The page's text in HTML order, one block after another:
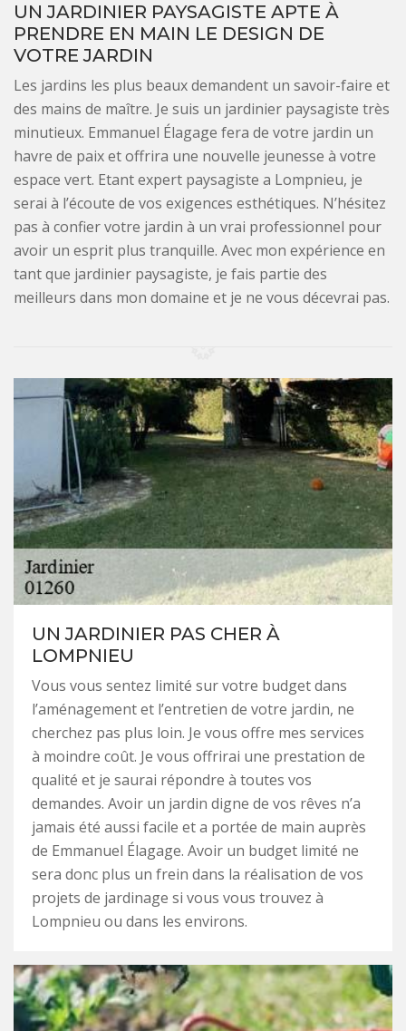
UN JARDINIER PAYSAGISTE APTE À
PRENDRE EN MAIN LE DESIGN DE
VOTRE JARDIN
Les jardins les plus beaux demandent un savoir-faire et
des mains de maître. Je suis un jardinier paysagiste très
minutieux. Emmanuel Élagage fera de votre jardin un
havre de paix et offrira une nouvelle jeunesse à votre
espace vert. Etant expert paysagiste a Lompnieu, je
serai à l’écoute de vos exigences esthétiques. N’hésitez
pas à confier votre jardin à un vrai professionnel pour
avoir un esprit plus tranquille. Avec mon expérience en
tant que jardinier paysagiste, je fais partie des
meilleurs dans mon domaine et je ne vous décevrai pas.
UN JARDINIER PAS CHER À
LOMPNIEU
Vous vous sentez limité sur votre budget dans
l’aménagement et l’entretien de votre jardin, ne
cherchez pas plus loin. Je vous offre mes services
à moindre coût. Je vous offrirai une prestation de
qualité et je saurai répondre à toutes vos
demandes. Avoir un jardin digne de vos rêves n’a
jamais été aussi facile et a portée de main auprès
de Emmanuel Élagage. Avoir un budget limité ne
sera donc plus un frein dans la réalisation de vos
projets de jardinage si vous vous trouvez à
Lompnieu ou dans les environs.